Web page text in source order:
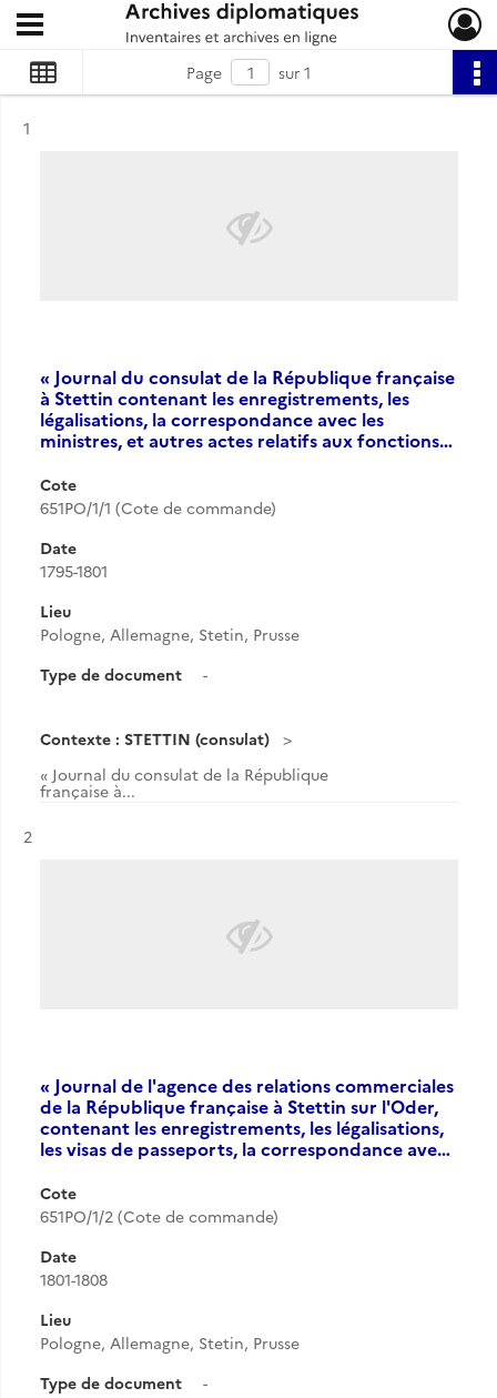
Archives diplomatiques
Ouvrir le menu déroulant
Page sur 1
Résultat n°
1
« Journal du consulat de la République française
à Stettin contenant les enregistrements, les
légalisations, la correspondance avec les
ministres, et autres actes relatifs aux fonctions…
Cote
651PO/1/1 (Cote de commande)
Date
1795-1801
Lieu
Pologne, Allemagne, Stetin, Prusse
Type de document
-
Contexte : STETTIN (consulat)
« Journal du consulat de la République
française à...
Résultat n°
2
« Journal de l'agence des relations commerciales
de la République française à Stettin sur l'Oder,
contenant les enregistrements, les légalisations,
les visas de passeports, la correspondance ave…
Cote
651PO/1/2 (Cote de commande)
Date
1801-1808
Lieu
Pologne, Allemagne, Stetin, Prusse
Type de document
-